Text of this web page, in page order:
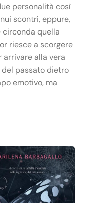
personalità così
scontri, eppure,
quella
riesce a scorgere
arrivare alla vera
del passato dietro
emotivo, ma